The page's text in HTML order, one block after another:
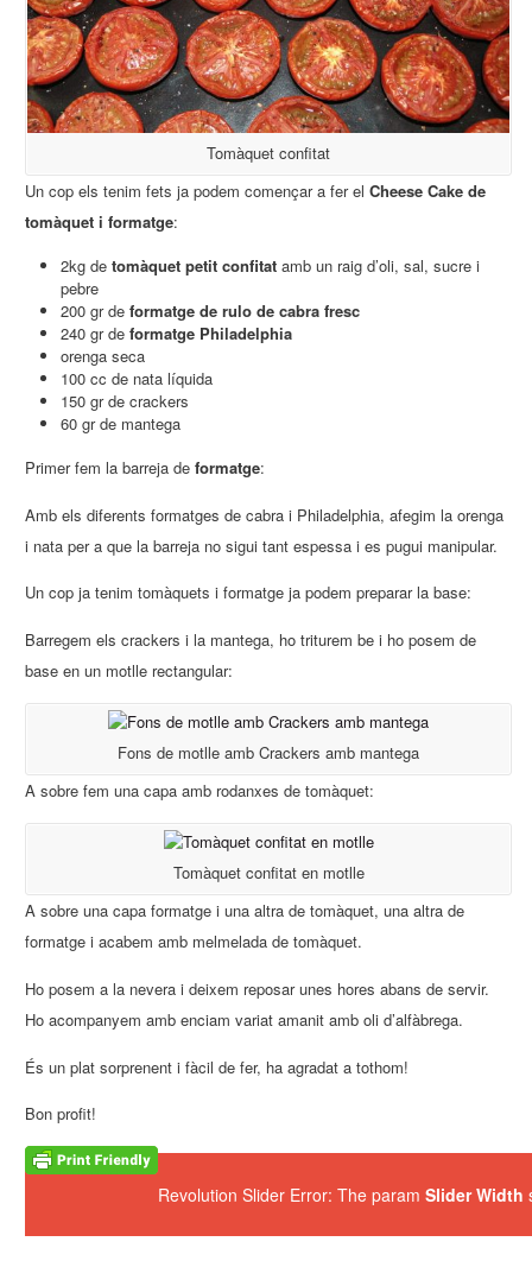
Tomàquet confitat
Un cop els tenim fets ja podem començar a fer elCheese Cake de
tomàquet i formatge:
2kg detomàquet petit confitat amb un raig d’oli, sal, sucre i
pebre
200 gr deformatge de rulo de cabra fresc
240 gr deformatge Philadelphia
orenga seca
100 cc de nata líquida
150 gr de crackers
60 gr de mantega
Primer fem la barreja deformatge:
Amb els diferents formatges de cabra i Philadelphia, afegim la orenga
i nata per a que la barreja no sigui tant espessa i es pugui manipular.
Un cop ja tenim tomàquets i formatge ja podem preparar la base:
Barregem els crackers i la mantega, ho triturem be i ho posem de
base en un motlle rectangular:
Fons de motlle amb Crackers amb mantega
A sobre fem una capa amb rodanxes de tomàquet:
Tomàquet confitat en motlle
A sobre una capa formatge i una altra de tomàquet, una altra de
formatge i acabem amb melmelada de tomàquet.
Ho posem a la nevera i deixem reposar unes hores abans de servir.
Ho acompanyem amb enciam variat amanit amb oli d’alfàbrega.
És un plat sorprenent i fàcil de fer, ha agradat a tothom!
Bon profit!
Revolution Slider Error: The paramSlider Width